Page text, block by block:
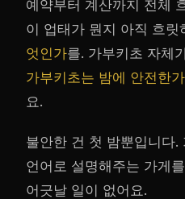
예약부터 계산까지 전체
이 업태가 뭔지 아직 흐릿
엇인가를. 가부키초 자체
가부키초는 밤에 안전한
요.
불안한 건 첫 밤뿐입니다.
언어로 설명해주는 가게
어긋날 일이 없어요.